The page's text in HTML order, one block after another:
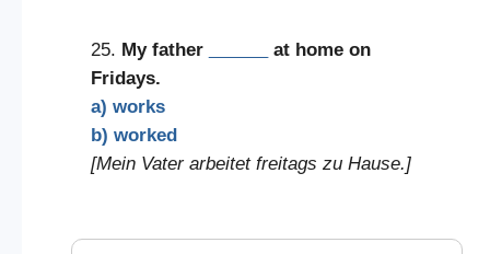
25. My father
at home on
Fridays.
a) works
b) worked
[Mein Vater arbeitet freitags zu Hause.]